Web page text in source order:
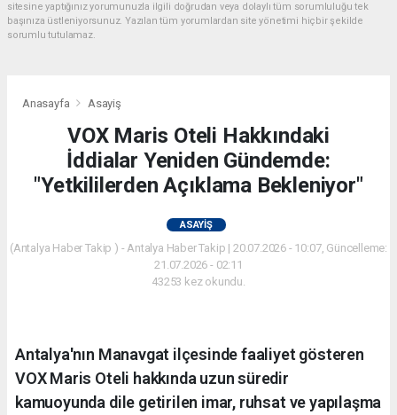
sitesine yaptığınız yorumunuzla ilgili doğrudan veya dolaylı tüm sorumluluğu tek
başınıza üstleniyorsunuz. Yazılan tüm yorumlardan site yönetimi hiçbir şekilde
sorumlu tutulamaz.
Anasayfa Asayiş
VOX Maris Oteli Hakkındaki
İddialar Yeniden Gündemde:
"Yetkililerden Açıklama Bekleniyor"
ASAYIŞ
(Antalya Haber Takip ) - Antalya Haber Takip | 20.07.2026 - 10:07, Güncelleme:
21.07.2026 - 02:11
43253 kez okundu.
Antalya'nın Manavgat ilçesinde faaliyet gösteren
VOX Maris Oteli hakkında uzun süredir
kamuoyunda dile getirilen imar, ruhsat ve yapılaşma